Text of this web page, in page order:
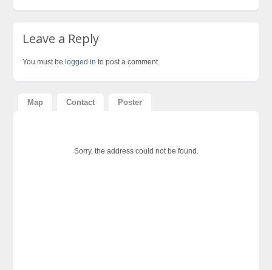
Leave a Reply
You must be logged in to post a comment.
Map Contact Poster
Sorry, the address could not be found.